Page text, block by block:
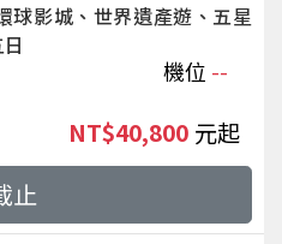
球影城、世界遺產遊、五星
機位 --
NT$40,800 起
止